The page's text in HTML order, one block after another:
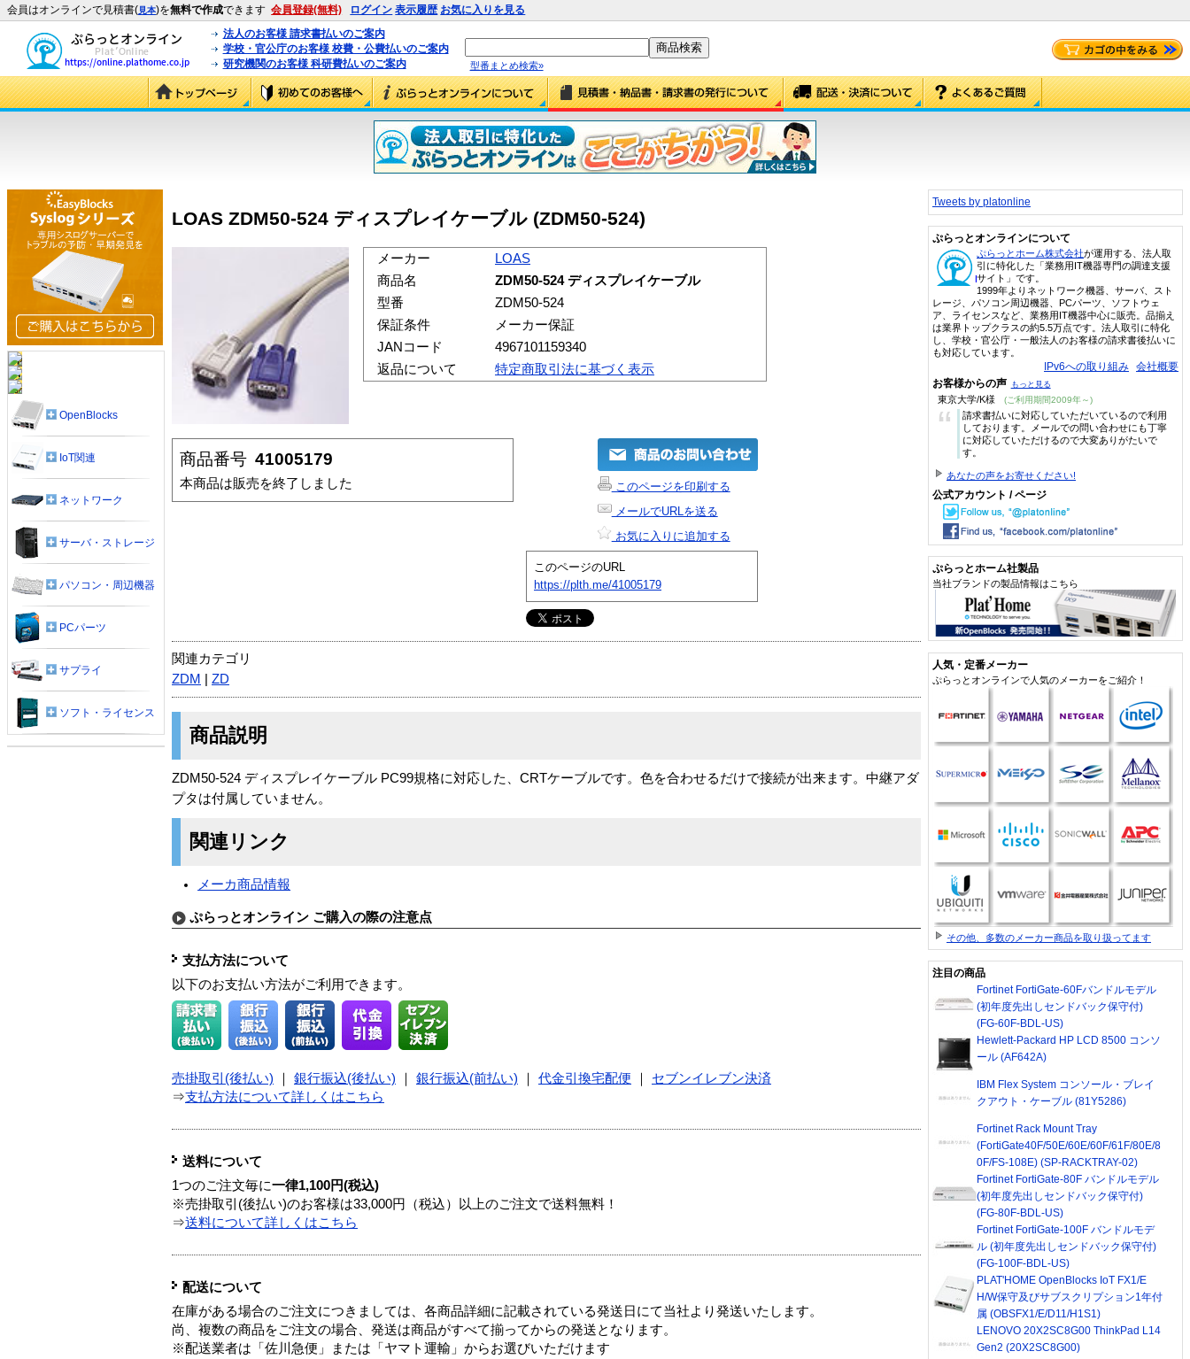
会員はオンラインで見積書(見本)を無料で作成できます 会員登録(無料) ログイン 表示履歴 お気に入りを見る
法人のお客様 請求書払いのご案内
学校・官公庁のお客様 校費・公費払いのご案内
研究機関のお客様 科研費払いのご案内
型番まとめ検索»
LOAS ZDM50-524 ディスプレイケーブル (ZDM50-524)
メーカー
LOAS
商品名
ZDM50-524 ディスプレイケーブル
型番
ZDM50-524
保証条件
メーカー保証
JANコード
4967101159340
返品について
特定商取引法に基づく表示
商品番号 41005179
本商品は販売を終了しました
このページを印刷する
メールでURLを送る
お気に入りに追加する
このページのURL
https://plth.me/41005179
関連カテゴリ
ZDM
ZD
商品説明
ZDM50-524 ディスプレイケーブル PC99規格に対応した、CRTケーブルです。色を合わせるだけで接続が出来ます。中継アダ
プタは付属していません。
関連リンク
メーカ商品情報
ぷらっとオンライン ご購入の際の注意点
支払方法について
以下のお支払い方法がご利用できます。
売掛取引(後払い) 銀行振込(後払い) 銀行振込(前払い) 代金引換宅配便
セブンイレブン決済
⇒支払方法について詳しくはこちら
送料について
1つのご注文毎に一律1,100円(税込)
※売掛取引(後払い)のお客様は33,000円（税込）以上のご注文で送料無料！
⇒送料について詳しくはこちら
配送について
在庫がある場合のご注文につきましては、各商品詳細に記載されている発送日にて当社より発送いたします。
尚、複数の商品をご注文の場合、発送は商品がすべて揃ってからの発送となります。
※配送業者は「佐川急便」または「ヤマト運輸」からお選びいただけます
OpenBlocks
IoT関連
ネットワーク
サーバ・ストレージ
パソコン・周辺機器
PCパーツ
サプライ
ソフト・ライセンス
Tweets by platonline
ぷらっとオンラインについて
ぷらっとホーム株式会社が運用する、法人取
引に特化した「業務用IT機器専門の調達支援
サイト」です。
1999年よりネットワーク機器、サーバ、スト
レージ、パソコン周辺機器、PCパーツ、ソフトウェ
ア、ライセンスなど、業務用IT機器中心に販売。品揃え
は業界トップクラスの約5.5万点です。法人取引に特化
し、学校・官公庁・一般法人のお客様の請求書後払いに
も対応しています。
IPv6への取り組み 会社概要
お客様からの声 もっと見る
東京大学/K様 (ご利用期間2009年～)
“
請求書払いに対応していただいているので利用
しております。メールでの問い合わせにも丁寧
に対応していただけるので大変ありがたいで
す。
あなたの声をお寄せください!
公式アカウント / ページ
ぷらっとホーム社製品
当社ブランドの製品情報はこちら
人気・定番メーカー
ぷらっとオンラインで人気のメーカーをご紹介！
その他、多数のメーカー商品を取り扱ってます
注目の商品
Fortinet FortiGate-60Fバンドルモデル
(初年度先出しセンドバック保守付)
(FG-60F-BDL-US)
Hewlett-Packard HP LCD 8500 コンソ
ール (AF642A)
IBM Flex System コンソール・ブレイ
クアウト・ケーブル (81Y5286)
Fortinet Rack Mount Tray
(FortiGate40F/50E/60E/60F/61F/80E/8
0F/FS-108E) (SP-RACKTRAY-02)
Fortinet FortiGate-80F バンドルモデル
(初年度先出しセンドバック保守付)
(FG-80F-BDL-US)
Fortinet FortiGate-100F バンドルモデ
ル (初年度先出しセンドバック保守付)
(FG-100F-BDL-US)
PLAT'HOME OpenBlocks IoT FX1/E
H/W保守及びサブスクリプション1年付
属 (OBSFX1/E/D11/H1S1)
LENOVO 20X2SC8G00 ThinkPad L14
Gen2 (20X2SC8G00)